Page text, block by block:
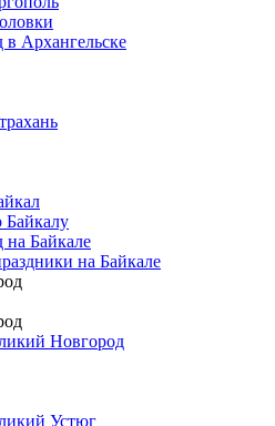
Архангельске
Байкале
на Байкале
Новгород
Устюг